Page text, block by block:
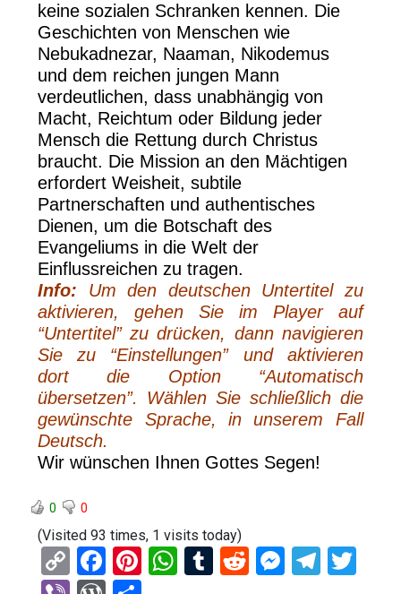
keine sozialen Schranken kennen. Die
Geschichten von Menschen wie
Nebukadnezar, Naaman, Nikodemus
und dem reichen jungen Mann
verdeutlichen, dass unabhängig von
Macht, Reichtum oder Bildung jeder
Mensch die Rettung durch Christus
braucht. Die Mission an den Mächtigen
erfordert Weisheit, subtile
Partnerschaften und authentisches
Dienen, um die Botschaft des
Evangeliums in die Welt der
Einflussreichen zu tragen.
Info: Um den deutschen Untertitel zu
aktivieren, gehen Sie im Player auf
“Untertitel” zu drücken, dann navigieren
Sie zu “Einstellungen” und aktivieren
dort die Option “Automatisch
übersetzen”. Wählen Sie schließlich die
gewünschte Sprache, in unserem Fall
Deutsch.
Wir wünschen Ihnen Gottes Segen!
0 0
(Visited 93 times, 1 visits today)
C
F
Pi W T
R
M T